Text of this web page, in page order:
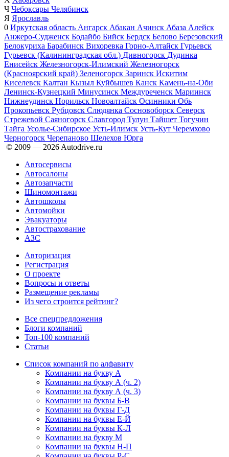
Ч Чебоксары Челябинск
Я Ярославль
0 Иркутская область Ангарск Абакан Ачинск Абаза Алейск
Анжеро-Судженск Бодайбо Бийск Бердск Белово Березовский
Белокуриха Барабинск Вихоревка Горно-Алтайск Гурьевск
Гурьевск (Калининградская обл.) Дивногорск Дудинка
Енисейск Железногорск-Илимский Железногорск
(Красноярский край) Зеленогорск Заринск Искитим
Киселевск Калтан Кызыл Куйбышев Канск Камень-на-Оби
Ленинск-Кузнецкий Минусинск Междуреченск Мариинск
Нижнеудинск Норильск Новоалтайск Осинники Обь
Прокопьевск Рубцовск Слюдянка Сосновоборск Северск
Стрежевой Саяногорск Славгород Тулун Тайшет Тогучин
Тайга Усолье-Сибирское Усть-Илимск Усть-Кут Черемхово
Черногорск Черепаново Шелехов Юрга
© 2009 — 2026 Autodrive.ru
Автосервисы
Автосалоны
Автозапчасти
Шиномонтажи
Автошколы
Автомойки
Эвакуаторы
Автострахование
АЗС
Авторизация
Регистрация
О проекте
Вопросы и ответы
Размещение рекламы
Из чего строится рейтинг?
Все спецпредложения
Блоги компаний
Топ-100 компаний
Статьи
Список компаний по алфавиту
Компании на букву А
Компании на букву А (ч. 2)
Компании на букву А (ч. 3)
Компании на буквы Б-В
Компании на буквы Г-Д
Компании на буквы Е-Й
Компании на буквы К-Л
Компании на букву М
Компании на буквы Н-П